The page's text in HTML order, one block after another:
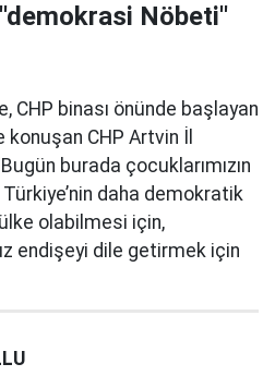
Nöbeti''
CHP binası önünde başlayan
CHP Artvin İl
burada çocuklarımızın
daha demokratik
olabilmesi için,
endişeyi dile getirmek için